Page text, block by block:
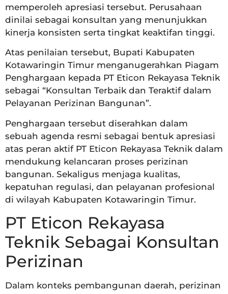
memperoleh apresiasi tersebut. Perusahaan
dinilai sebagai konsultan yang menunjukkan
kinerja konsisten serta tingkat keaktifan tinggi.
Atas penilaian tersebut, Bupati Kabupaten
Kotawaringin Timur menganugerahkan Piagam
Penghargaan kepada PT Eticon Rekayasa Teknik
sebagai “Konsultan Terbaik dan Teraktif dalam
Pelayanan Perizinan Bangunan”.
Penghargaan tersebut diserahkan dalam
sebuah agenda resmi sebagai bentuk apresiasi
atas peran aktif PT Eticon Rekayasa Teknik dalam
mendukung kelancaran proses perizinan
bangunan. Sekaligus menjaga kualitas,
kepatuhan regulasi, dan pelayanan profesional
di wilayah Kabupaten Kotawaringin Timur.
PT Eticon Rekayasa
Teknik Sebagai Konsultan
Perizinan
Dalam konteks pembangunan daerah, perizinan